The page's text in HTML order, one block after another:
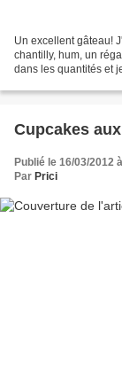
Un excellent gâteau!
chantilly, hum, un
dans les quantités et
Cupcakes
Publié le 16/03/2012
Par Prici